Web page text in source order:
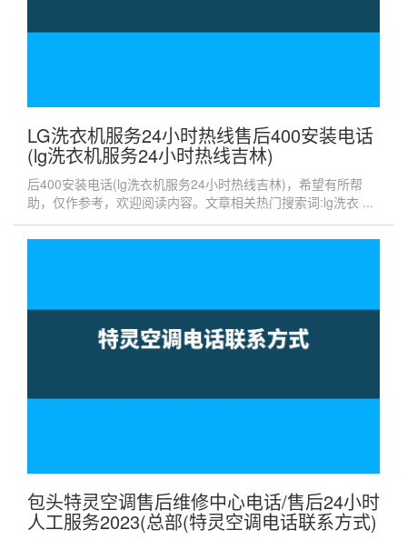
LG洗衣机服务24小时热线售后400安装电话
(lg洗衣机服务24小时热线吉林)
后400安装电话(lg洗衣机服务24小时热线吉林)，希望有所帮
助，仅作参考，欢迎阅读内容。文章相关热门搜索词:lg洗衣 ...
包头特灵空调售后维修中心电话/售后24小时
人工服务2023(总部(特灵空调电话联系方式)